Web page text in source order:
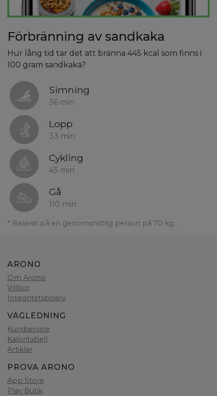
Förbränning av sandkaka
Hur lång tid tar det att bränna 445 kcal som finns i
100 gram sandkaka?
Simning
36 min
Lopp
33 min
Cykling
45 min
Gå
110 min
* Baserat på en genomsnittlig person på 70 kg.
ARONO
Om Arono
Villkor
Integritetspolicy
VÄGLEDNING
Kundservice
Kaloritabell
Artiklar
PROVA ARONO
App Store
Play Butik